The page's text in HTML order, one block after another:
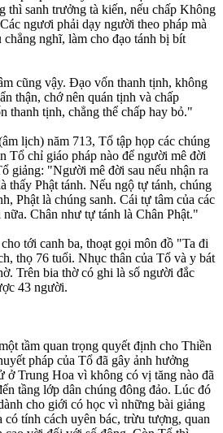
thì sanh trưởng tà kiến, nếu chấp Không
ngươi phải dạy người theo pháp mà
chẳng nghĩ, làm cho đạo tánh bị bít
cũng vậy. Ðạo vốn thanh tịnh, không
thận, chớ nên quán tịnh và chấp
thanh tịnh, chẳng thể chấp hay bỏ."
lịch) năm 713, Tổ tập họp các chúng
Tổ chỉ giáo pháp nào để người mê đời
giảng: "Người mê đời sau nếu nhận ra
thấy Phật tánh. Nếu ngộ tự tánh, chúng
Phật là chúng sanh. Cái tự tâm của các
Chân như tự tánh là Chân Phật."
tới canh ba, thoạt gọi môn đồ "Ta đi
thọ 76 tuổi. Nhục thân của Tổ và y bát
Trên bia thờ có ghi là số người đắc
43 người.
tầm quan trọng quyết định cho Thiền
pháp của Tổ đã gây ảnh hưởng
ở Trung Hoa vì không có vị tăng nào đã
tầng lớp dân chúng đông đảo. Lúc đó
cho giới có học vì những bài giảng
tính cách uyên bác, trừu tượng, quan